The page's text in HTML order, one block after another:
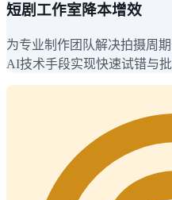
短剧工作室降本增效
为专业制作团队解决拍摄周
AI技术手段实现快速试错与批